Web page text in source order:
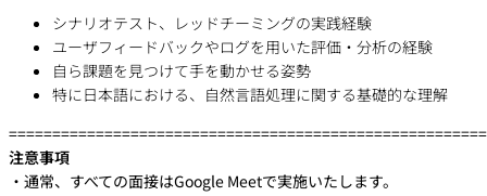
シナリオテスト、レッドチーミングの実践経験
ユーザフィードバックやログを用いた評価・分析の経験
自ら課題を見つけて手を動かせる姿勢
特に日本語における、自然言語処理に関する基礎的な理解
注意事項
・通常、すべての面接はGoogle Meetで実施いたします。